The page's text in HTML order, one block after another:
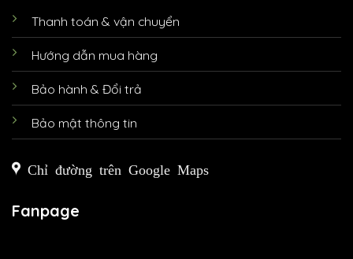
Thanh toán & vận chuyển
Hướng dẫn mua hàng
Bảo hành & Đổi trả
Bảo mật thông tin
Chỉ đường trên Google Maps
Fanpage